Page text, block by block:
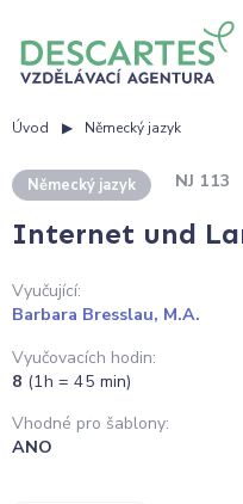
Úvod Německý jazyk
Německý jazyk NJ 113
Internet und
Vyučující:
Barbara Bresslau, M.A.
Vyučovacích hodin:
8 (1h = 45 min)
Vhodné pro šablony:
ANO